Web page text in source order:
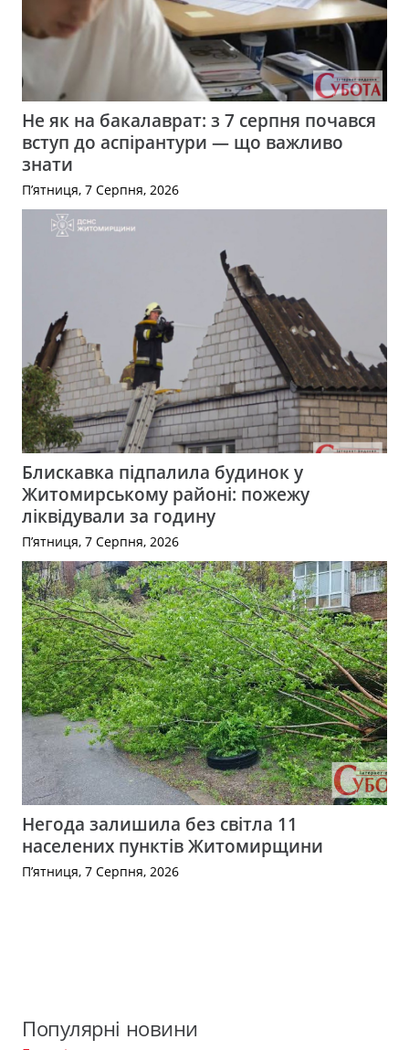
Не як на бакалаврат: з 7 серпня почався
вступ до аспірантури — що важливо
знати
П’ятниця, 7 Серпня, 2026
Блискавка підпалила будинок у
Житомирському районі: пожежу
ліквідували за годину
П’ятниця, 7 Серпня, 2026
Негода залишила без світла 11
населених пунктів Житомирщини
П’ятниця, 7 Серпня, 2026
Популярні новини